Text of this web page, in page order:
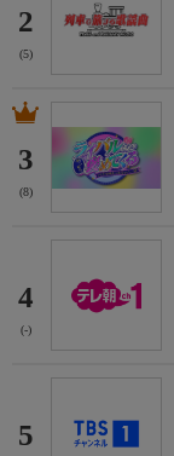
2
(5)
3
(8)
4
(-)
5